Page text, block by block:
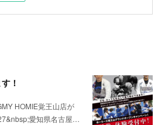
！
HOMIE覚王山店が
愛知県名古屋…